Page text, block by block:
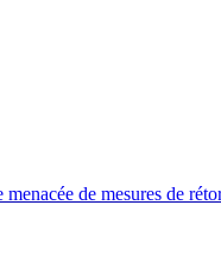
de mesures de